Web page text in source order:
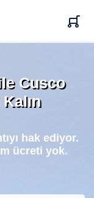
Cusco
Kalın
hak ediyor.
ücreti yok.